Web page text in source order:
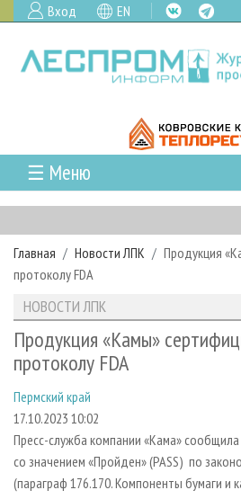
Вход EN
☰ Меню
ГЛАВНАЯ
РУБРИКИ И ТЕМЫ
РУБРИКИ ЖУРНАЛА
ЛЕСОЗАГОТОВКА
ЛЕСОПИЛЕНИЕ
СУШКА ДРЕВЕСИНЫ
ПРОИЗВОДСТВО ДРЕВЕСНЫХ
ДЕРЕВЯННОЕ ДОМОСТРОЕНИЕ
НОВОСТИ
НОВОСТИ ЛПК
НОВОСТИ ЖУРНАЛА
ПРОЕКТЫ ЛПИ
АНАЛИТИКА
ПРЕДПРИЯТИЯ ЛПК
ПЕРСОНЫ
МОБИЛЬНЫЕ ВЫСТАВКИ
ОФИЦИАЛЬНЫЕ ДЕЛЕГАЦИИ
АРХИВ ЖУРНАЛОВ
О ЖУРНАЛЕ
ПОДПИСКА
КОНТАКТЫ
РЕКЛАМОДАТЕЛЯМ
РЕКЛАМА
РЕКЛАМА НА САЙТЕ
Главная Новости ЛПК
Продукция
протоколу FDA
НОВОСТИ ЛПК
Продукция «Камы»
протоколу FDA
Пермский край
17.10.2023 10:02
Пресс-служба компании «Кама»
со значением «Пройден» (PASS) по
(параграф 176.170. Компоненты бумаги и